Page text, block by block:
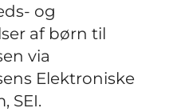
og
af børn til
via
Elektroniske
SEI.